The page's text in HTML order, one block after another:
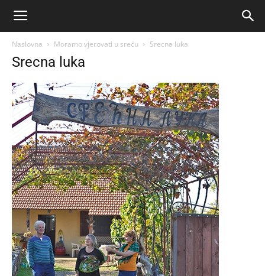
Naslovna Moramo vjerovati u sreću Srecna luka
Srecna luka